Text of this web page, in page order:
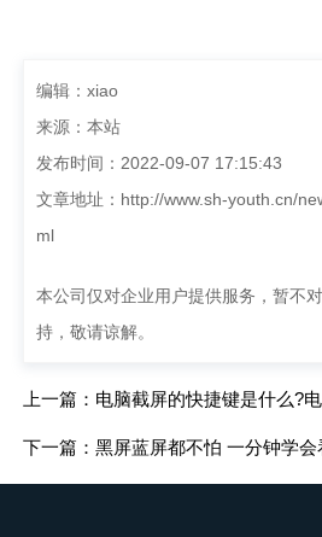
编辑：xiao
来源：本站
发布时间：2022-09-07 17:15:43
文章地址： http://www.sh-youth.cn/
ml
本公司仅对企业用户提供服务，暂不
持，敬请谅解。
上一篇：电脑截屏的快捷键是什么?
下一篇：黑屏蓝屏都不怕 一分钟学